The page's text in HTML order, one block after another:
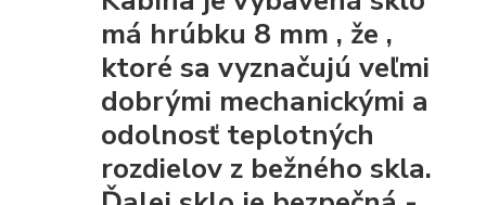
má hrúbku 8 mm , že ,
ktoré sa vyznačujú veľmi
dobrými mechanickými a
odolnosť teplotných
rozdielov z bežného skla.